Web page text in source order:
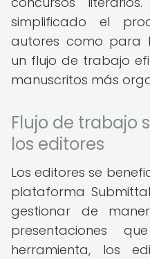
simplificado el
autores como para
un flujo de trabajo
manuscritos más
Flujo de trabajo
los editores
Los editores se
plataforma
gestionar de
presentaciones
herramienta, los